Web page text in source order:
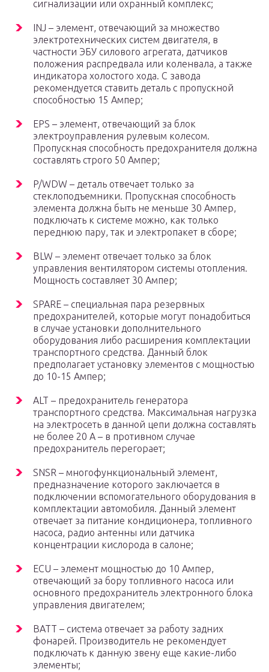
сигнализации или охранный комплекс;
INJ – элемент, отвечающий за множество
электротехнических систем двигателя, в
частности ЭБУ силового агрегата, датчиков
положения распредвала или коленвала, а также
индикатора холостого хода. С завода
рекомендуется ставить деталь с пропускной
способностью 15 Ампер;
EPS – элемент, отвечающий за блок
электроуправления рулевым колесом.
Пропускная способность предохранителя должна
составлять строго 50 Ампер;
P/WDW – деталь отвечает только за
стеклоподъемники. Пропускная способность
элемента должна быть не меньше 30 Ампер,
подключать к системе можно, как только
переднюю пару, так и электропакет в сборе;
BLW – элемент отвечает только за блок
управления вентилятором системы отопления.
Мощность составляет 30 Ампер;
SPARE – специальная пара резервных
предохранителей, которые могут понадобиться
в случае установки дополнительного
оборудования либо расширения комплектации
транспортного средства. Данный блок
предполагает установку элементов с мощностью
до 10-15 Ампер;
ALT – предохранитель генератора
транспортного средства. Максимальная нагрузка
на электросеть в данной цепи должна составлять
не более 20 А – в противном случае
предохранитель перегорает;
SNSR – многофункциональный элемент,
предназначение которого заключается в
подключении вспомогательного оборудования в
комплектации автомобиля. Данный элемент
отвечает за питание кондиционера, топливного
насоса, радио антенны или датчика
концентрации кислорода в салоне;
ECU – элемент мощностью до 10 Ампер,
отвечающий за бору топливного насоса или
основного предохранитель электронного блока
управления двигателем;
BATT – система отвечает за работу задних
фонарей. Производитель не рекомендует
подключать к данную звену еще какие-либо
элементы;